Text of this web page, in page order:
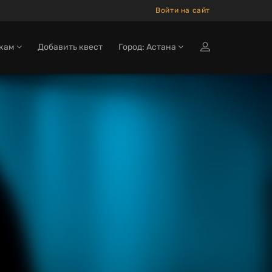
Войти на сайт
Добавить квест Город: Астана